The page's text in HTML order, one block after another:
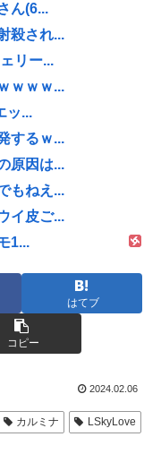
ん(6...
殺され...
リー...
ｗｗｗ...
ッ...
するｗ...
原因は...
もねえ...
イ皮ご...
1...
はてブ
コピー
2024.02.06
カルミナ LSkyLove